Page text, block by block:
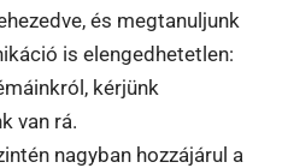
és megtanuljunk
is elengedhetetlen:
kérjünk
van rá.
nagyban hozzájárul a